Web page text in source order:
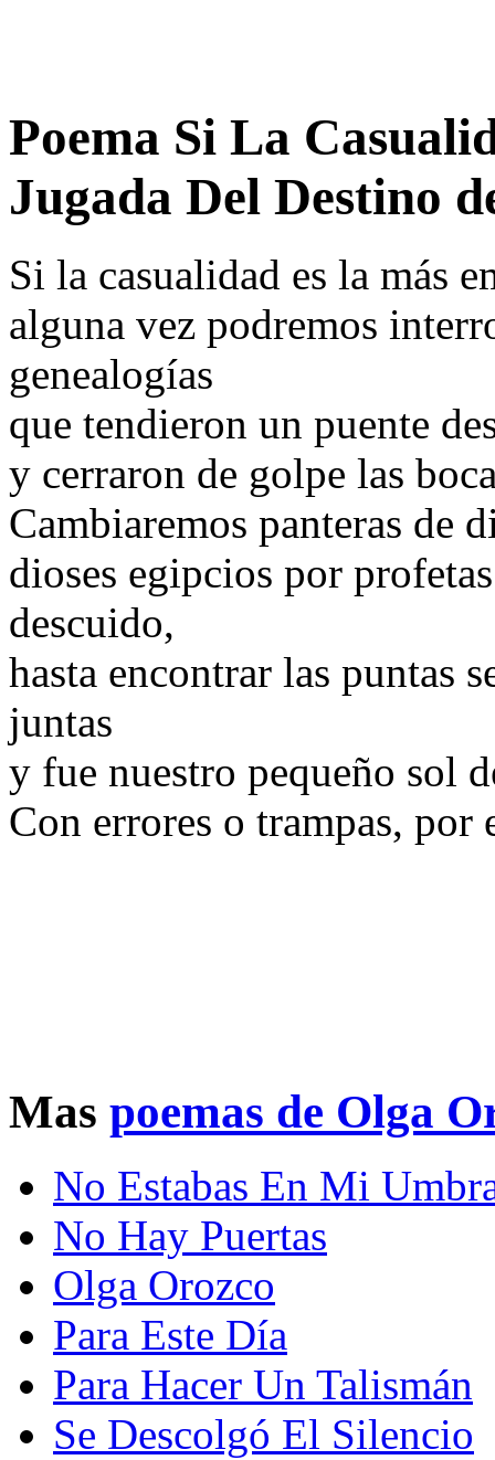
Poema Si La
Jugada Del Destino
Si la casualidad es la más
alguna vez podremos
genealogías
que tendieron un puente
y cerraron de golpe las
Cambiaremos panteras de
dioses egipcios por
descuido,
hasta encontrar las puntas
juntas
y fue nuestro pequeño sol
Con errores o trampas, por
Mas poemas de Olga
No Estabas En Mi
No Hay Puertas
Olga Orozco
Para Este Día
Para Hacer Un Talismán
Se Descolgó El Silencio